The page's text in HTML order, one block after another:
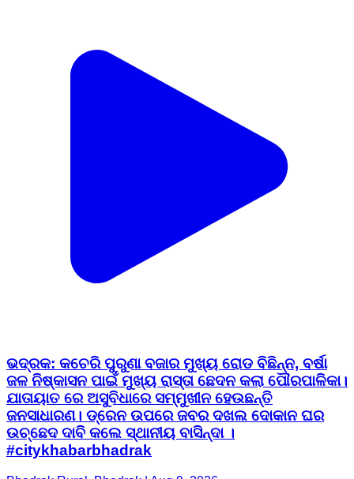
ଭଦ୍ରକ: କଚେରି ପୁରୁଣା ବଜାର ମୁଖ୍ୟ ରୋଡ ବିଛିନ୍ନ, ବର୍ଷା
ଜଳ ନିଷ୍କାସନ ପାଇଁ ମୁଖ୍ୟ ରାସ୍ତା ଛେଦନ କଲା ପୌରପାଳିକା।
ଯାତାୟାତ ରେ ଅସୁବିଧାରେ ସମ୍ମୁଖୀନ ହେଉଛନ୍ତି
ଜନସାଧାରଣ। ଡ୍ରେନ ଉପରେ ଜବର ଦଖଲ ଦୋକାନ ଘର
ଉଚ୍ଛେଦ ଦାବି କଲେ ସ୍ଥାନୀୟ ବାସିନ୍ଦା ।
#citykhabarbhadrak